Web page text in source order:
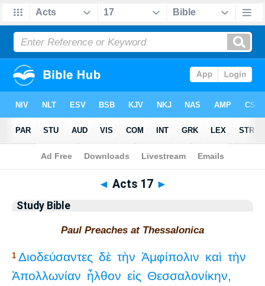
Bible>Study Bible > Acts 17
◄ Acts 17 ►
Study Bible
Paul Preaches at Thessalonica
1 Διοδεύσαντες δὲ τὴν Ἀμφίπολιν καὶ τὴν
Ἀπολλωνίαν ἦλθον εἰς Θεσσαλονίκην,